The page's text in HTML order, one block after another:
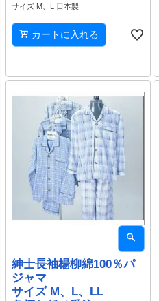
サイズ M、L 日本製
カートに入れる
紳士長袖楊柳綿100％パ
ジャマ
サイズ M、L、LL